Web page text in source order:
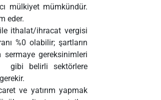
mülkiyet mümkündür.
eder.
ithalat/ihracat vergisi
%0 olabilir; şartların
gereksinimleri
gibi belirli sektörlere
ve yatırım yapmak